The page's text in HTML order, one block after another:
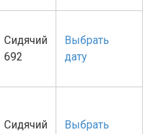
Сидячий
692
Выбрать
дату
Сидячий
Выбрать